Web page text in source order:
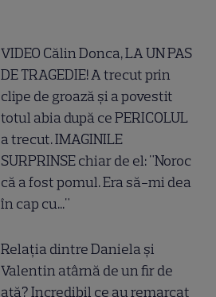
VIDEO Călin Donca, LA UN PAS
DE TRAGEDIE! A trecut prin
clipe de groază și a povestit
totul abia după ce PERICOLUL
a trecut. IMAGINILE
SURPRINSE chiar de el: "Noroc
că a fost pomul. Era să-mi dea
în cap cu..."
Relația dintre Daniela și
Valentin atârnă de un fir de
ață? Incredibil ce au remarcat